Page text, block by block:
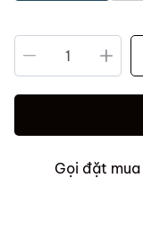
Gọi đặt mua